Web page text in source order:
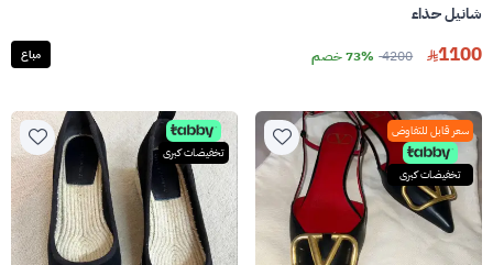
شانيل حذاء
1100
4200 73% خصم مباع
سعر قابل للتفاوض
تخفيضات كبرى
تخفيضات كبرى